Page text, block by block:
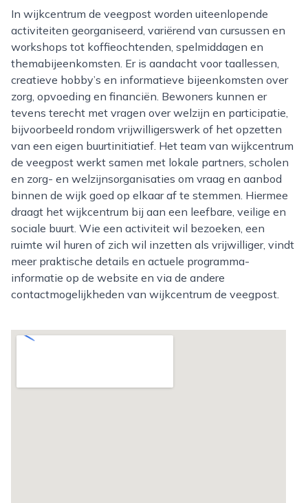
In wijkcentrum de veegpost worden uiteenlopende
activiteiten georganiseerd, variërend van cursussen en
workshops tot koffieochtenden, spelmiddagen en
themabijeenkomsten. Er is aandacht voor taallessen,
creatieve hobby’s en informatieve bijeenkomsten over
zorg, opvoeding en financiën. Bewoners kunnen er
tevens terecht met vragen over welzijn en participatie,
bijvoorbeeld rondom vrijwilligerswerk of het opzetten
van een eigen buurtinitiatief. Het team van wijkcentrum
de veegpost werkt samen met lokale partners, scholen
en zorg- en welzijnsorganisaties om vraag en aanbod
binnen de wijk goed op elkaar af te stemmen. Hiermee
draagt het wijkcentrum bij aan een leefbare, veilige en
sociale buurt. Wie een activiteit wil bezoeken, een
ruimte wil huren of zich wil inzetten als vrijwilliger, vindt
meer praktische details en actuele programma-
informatie op de website en via de andere
contactmogelijkheden van wijkcentrum de veegpost.